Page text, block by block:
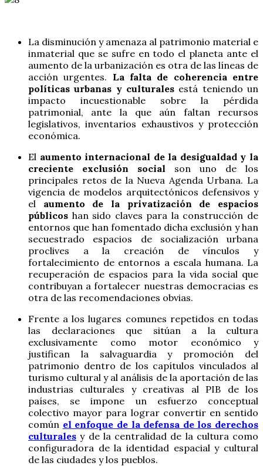
La disminución y amenaza al patrimonio material e
inmaterial que se sufre en todo el planeta ante el
aumento de la urbanización es otra de las líneas de
acción urgentes. La falta de coherencia entre
políticas urbanas y culturales está teniendo un
impacto incuestionable sobre la pérdida
patrimonial, ante la que aún faltan recursos
legislativos, inventarios exhaustivos y protección
económica.
El aumento internacional de la desigualdad y la
creciente exclusión social son uno de los
principales retos de la Nueva Agenda Urbana. La
vigencia de modelos arquitectónicos defensivos y
el aumento de la privatización de espacios
públicos han sido claves para la construcción de
entornos que han fomentado dicha exclusión y han
secuestrado espacios de socialización urbana
proclives a la creación de vínculos y
fortalecimiento de entornos a escala humana. La
recuperación de espacios para la vida social que
contribuyan a fortalecer nuestras democracias es
otra de las recomendaciones obvias.
Frente a los lugares comunes repetidos en todas
las declaraciones que sitúan a la cultura
exclusivamente como motor económico y
justifican la salvaguardia y promoción del
patrimonio dentro de los capítulos vinculados al
turismo cultural y al análisis de la aportación de las
industrias culturales y creativas al PIB de los
países, se impone un esfuerzo conceptual
colectivo mayor para lograr convertir en sentido
común el enfoque de la defensa de los derechos
culturales y de la centralidad de la cultura como
configuradora de la identidad espacial y cultural
de las ciudades y los pueblos.